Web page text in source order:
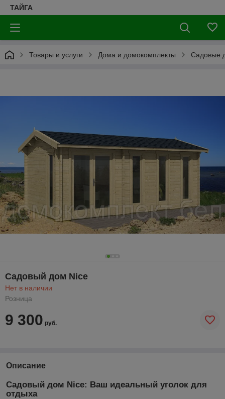
ТАЙГА
Товары и услуги Дома и домокомплекты Садовые
Садовый дом Nice
Нет в наличии
Розница
9 300 руб.
Описание
Садовый дом Nice: Ваш идеальный уголок для
отдыха